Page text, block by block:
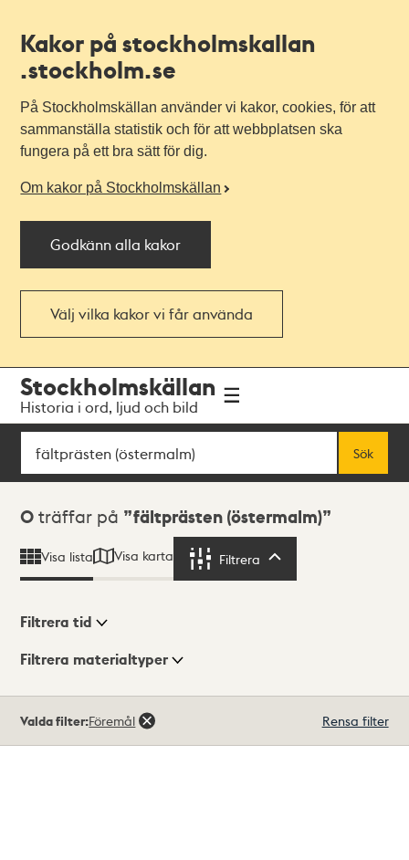
Kakor på stockholmskallan
.stockholm.se
På Stockholmskällan använder vi kakor, cookies, för att
sammanställa statistik och för att webbplatsen ska
fungera på ett bra sätt för dig.
Om kakor på Stockholmskällan
Godkänn alla kakor
Välj vilka kakor vi får använda
navigationen
huvudinnehållet
Stockholmskällan
Historia i ord, ljud och bild
Sök
Sök
Sökresultat
0 träffar på fältprästen (östermalm)
Visa lista Visa karta Filtrera
Visningsläge
Filtrera tid
Filtrera materialtyper
träffar
Valda filter:Föremål Rensa filter